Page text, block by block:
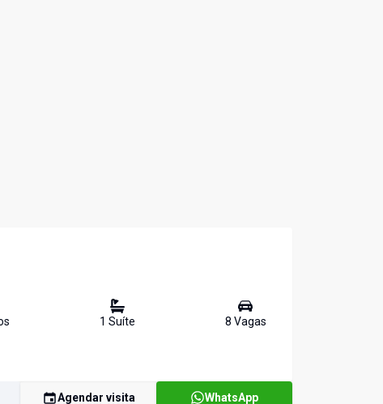
s 1 Suíte 8 Vagas
Agendar visita WhatsApp